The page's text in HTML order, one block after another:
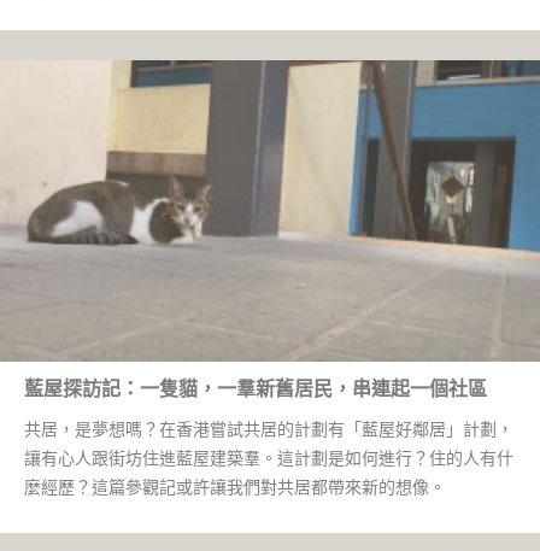
藍屋探訪記：一隻貓，一羣新舊居民，串連起一個社區
共居，是夢想嗎？在香港嘗試共居的計劃有「藍屋好鄰居」計劃，
讓有心人跟街坊住進藍屋建築羣。這計劃是如何進行？住的人有什
麼經歷？這篇參觀記或許讓我們對共居都帶來新的想像。